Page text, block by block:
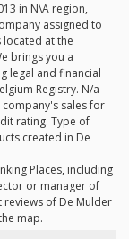
in N\A region,
assigned to
located at the
brings you a
legal and financial
Registry. N/a
company's sales for
rating. Type of
created in De
Places, including
or manager of
reviews of De Mulder
map.